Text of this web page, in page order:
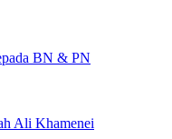
BN & PN
Ali Khamenei